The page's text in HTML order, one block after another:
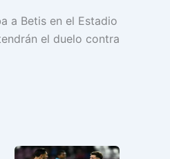
a Betis en el Estadio
el duelo contra